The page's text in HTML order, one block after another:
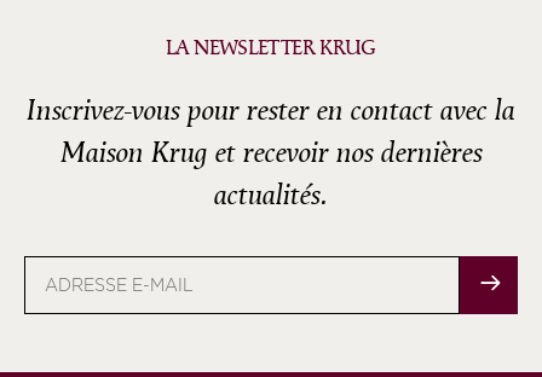
LA NEWSLETTER KRUG
Inscrivez-vous pour rester en contact avec la
Maison Krug et recevoir nos dernières
actualités.